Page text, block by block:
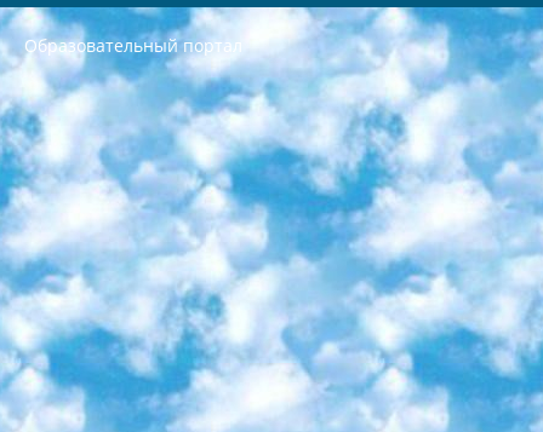
Образовательный портал
РЕСПУБЛИКА УЗБЕКИСТАН МИНИСТРЕРСТВО ДОШКОЛЬНОГО И ШКОЛЬНОГО ОБРАЗОВАНИЯ КОМАНДА в общеобразовательных учреждениях в 2023-2024 учебном году организация и проведение итоговой государственной аттестации обучающихся о Министра дошкольного и школьного образования Республики Узбекистан от 4 марта 2008 года (постановлением Минюста от 20 марта 2008 года № 1778 государственной регистрации) «Итоговое состояние учащихся общего среднего образования на основании положения об утверждении положения об аттестации общего среднего образования выпускной экзамен студентов в образовательных учреждениях в 2023-2024 учебном году В целях организации и прохождения аттестации приказываю: 1. Следующее: перечень предметов, по которым будет проводиться итоговая государственная аттестация и экзамен формы перевода согласно приложению 1; сертификаты международного образца, оценивающие уровень владения иностранными языками перечень согласно приложению 2; 2. Педагогический при специализированных образовательных учреждениях. научно-практический центр квалификации и международной оценки (Д.Давидова) 2024 г. До 25 марта: задания по предметам, по которым будет проводиться итоговая аттестация разработка и утверждение технических условий; итоговая аттестация на основании разработанного предметного задания разработка вопросов по предметам (устно и письменно), экзамен передача; общеобразовательные средние школы и специальные учебные заведения учащиеся выпускных классов школ и интернатов в агентской системе подготовка базы данных экзаменационных материалов и критериев оценки; перевод базы экзаменационных материалов на все языки обучения подать в Республиканский образовательный центр для изготовления; варианты экзаменов на основе разработанных контрольных материалов пусть будут поставлены задачи формирования. 3. Республиканский образовательный центр (Ш.Худайкулов) до 5 апреля 2024 года. до: база данных предоставленных экзаменационных материалов на все языки обучения перевод и экспертиза; для слепых, слабовидящих, глухих, слабослышащих и умственно отсталых детей учащиеся выпускных классов специализированных школ и школ-интернатов база данных экзаменационных материалов на всех преподаваемых языках подготовка критериев оценки; специализированные школы для умственно отсталых детей и технологии для учащихся выпускных классов школ-интернатов разработка соответствующих рекомендаций и критериев проведения ЕГЭ по естествознанию давать задания. 4. Педагогический при специализированных образовательных учреждениях. Научно-практический центр навыков и международной оценки (Д.Давидова), Республика образовательный центр (Худайкулов Ш.) итоговый государственный аттестационный экзамен ориентирован на творческое и логическое мышление при подготовке базы материалов учитывать введение заданий. 5. Следует отметить, что: сертификат государственного образца о знании общеобразовательного предмета и как минимум национальный уровень B1 по предметам на иностранных языках, указанным в Приложении 2. или международно признанный сертификат эквивалентного уровня студенты, изучающие определенный предмет, освобождаются от экзамена; по соответствующим предметам запланирована итоговая государственная аттестация за день до дня, путем жеребьевки Рабочей группой (в письменной форме по предметам, проводимым в форме) из числа сформированных вариантов выбрано 2 варианта; 2 выбранных варианта экзамена анонсированы на официальном сайте министерства и все выпускники по всей стране на основе этих вариантов проводит итоговую государственную аттестацию. 6. Государственное образование учащихся средних общеобразовательных учреждений. знания в соответствии с квалификационными требованиями, которые необходимо приобрести на основании стандартов итоговый (выпускной) контроль для 9 и 11 классов в целях тестирования Экзамены (далее – экзамены) состоят из предметов, перечисленных в приложении 1. будет сделано. 7. Экзамены пройдут с 26 мая по 15 июня 2024 г. (кроме науки физического воспитания). 8. Физическая для учащихся 9 классов общесредних образовательных учреждений. Экзамены по предмету «Образование, квалификация медицина» 1-6 мая 2024 года. сотрудники перевести под присмотр (с отклонениями в физическом или умственном развитии) специализированная школа для детей, школы-интернаты и со сколиозом школы-интернаты санаторного типа для больных детей исключены). 9. Он был слепым, слабовидящим и имел нарушения опорно-двигательного аппарата. экзамены в специализированных школах и интернатах для детей должны проводиться исходя из требований, предъявляемых к общеобразовательным учреждениям (физкультура кроме науки). 10. Специализированная школа для глухих и слабослышащих детей. и экзамены в интернатах и быть реализован в виде письменного теста по математике. 11. Специальность для умственно отсталых детей. Для 9 класса Родной язык и литературное письмо Государственный язык (язык обучения – узбекский). для неклассов) написано Математическое письмо Письменная/устная история Узбекистана Физическое воспитание практично Итоговый контроль Для 11 класса Написание родного языка и литературы (эссе) Математическое письмо Узбекский язык (обучение на узбекском языке) не посещающее общее среднее образование для учреждений)/Образовательное учреждение выбор письменный и устный Иностранный язык письменный/устный Письменная/устная история Узбекистана *По выбору студента:  Химия  Физика  Основы государственного права  География 10 бесплатных образовательных ресурсов - Мы составили подборку онлайн-проектов с интерактивными упражнениями, видеолекциями и статьями. Они помогут вам обрести новые и освежить старые знания бесплатно. 1. «ИНТУИТ» Старейшая образовательная площадка Рунета. Здесь вы найдёте сотни текстовых и видеокурсов на десятки различных тем — от программирования до психологии. Многие курсы подготовлены российскими университетами и крупными международными компаниями вроде Intel и Microsoft. Самостоятельное обучение бесплатное, но желающие могут оплатить услуги персональных наставников. 2. «Смартия» знакомит с актуальными профессиями и подсказывает, как им обучаться. Выбрав заинтересовавшую вас специальность — SMM-специалист, фотограф, веб-дизайнер или другую, — увидите список необходимых для неё умений. Чтобы вы могли освоить их самостоятельно, для каждого умения площадка отображает подборку ссылок на учебные материалы. Хотя «Смартия» ориентируется на русскоязычную аудиторию, часть контента всё же доступна только на английском. 3. «Лекторий Физтеха» Проект Московского физико-технического института (Физтеха). С его помощью вы можете смотреть онлайн серии лекций, записанные на видео в этом вузе. В числе доступных предметов — физика, биология, химия, информационные технологии и другие. К некоторым лекциям администрация ресурса прилагает готовые конспекты, которые можно скачивать в PDF-формате. 4. ITMOcourses Онлайн-площадка Санкт-Петербургского национального исследовательского университета информационных технологий, механики и оптики (ИТМО). Ресурс предоставляет свободный доступ к курсам, разработанным в этом вузе. Каталог материалов разбит на четыре категории: «Оптические системы и технологии», «Приборостроение и робототехника», «Информационные технологии» и «Биотехнологии». Курсы состоят из видеолекций, интерактивных демонстраций и заданий. 5. «КиберЛенинка» Электронная научная библиотека открытого доступа. Каталог площадки регулярно обрастает текстами статей из различных научных изданий. Сгруппированные по журналам и рубрикам публикации можно читать онлайн или скачивать целиком в PDF-формате. Проект нацелен на популяризацию науки за счёт открытого доступа к качественной информации. 6. «ПостНаука» На этом ресурсе публикуют подборки видеолекций, составленные экспертами из разных отраслей и объединённые общими темами. Среди них, к примеру, есть серии «Биоинформатика и геномика», «Культура средневековой Скандинавии» и Cinema Studies о теории кино. Каждая подборка лекций — логически связанная история, рассказанная экспертом от первого лица. Кроме того, на сайте появляются научно-образовательные статьи и тесты на разные темы. 7. «Newочём» Команда проекта «Newочём» отбирает самые интересные тексты из англоязычных СМИ и переводит те из них, за которые голосуют участники сообщества «ВКонтакте». По большей части это научно-популярные статьи. Редакторы придумывают лишь заголовки, в остальном содержание переводов соответствует оригиналам. Полные тексты можно читать прямо в социальной сети. 8. InternetUrok Онлайн-база материалов по основным дисциплинам школьной программы. Информация на сайте структурирована по классам, предметам и темам (урокам). Каждый урок состоит из видеолекций и конспектов. Есть также интерактивные тренажёры и тесты для закрепления пройденного материала. Даже если вы давно окончили школу, возможность повторить программу старших классов всегда может пригодиться. 9. Edutainme Ещё один ресурс об образовании. В отличие от Newtonew, как мне кажется, Edutainme больше ориентируется на представителей индустрии: педагогов, предпринимателей, разработчиков образовательных проектов. Но и любой, кто просто стремится к саморазвитию, найдёт на сайте много полезного и интересного для себя. Например, информацию о новых курсах и образовательных сервисах. 10. Newtonew Онлайн-медиа об образовании и обучении в широком смысле. Авторы Newtonew пишут об инструментах, заведениях, тактиках и стратегиях, которые помогают учить других и получать новые знания самостоятельно. На этой площадке вы найдёте новости, обзоры, аналитические мат